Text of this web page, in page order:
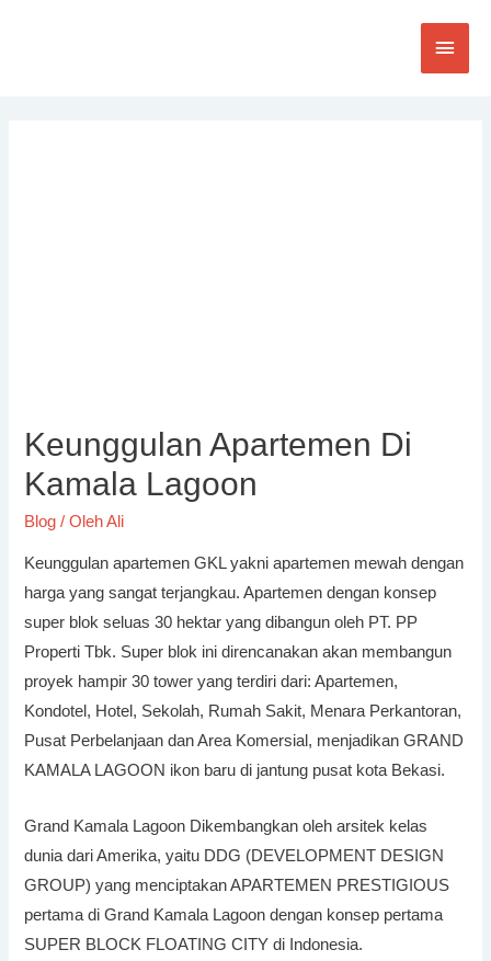
Keunggulan Apartemen Di
Kamala Lagoon
Blog / Oleh Ali
Keunggulan apartemen GKL yakni apartemen mewah dengan
harga yang sangat terjangkau. Apartemen dengan konsep
super blok seluas 30 hektar yang dibangun oleh PT. PP
Properti Tbk. Super blok ini direncanakan akan membangun
proyek hampir 30 tower yang terdiri dari: Apartemen,
Kondotel, Hotel, Sekolah, Rumah Sakit, Menara Perkantoran,
Pusat Perbelanjaan dan Area Komersial, menjadikan GRAND
KAMALA LAGOON ikon baru di jantung pusat kota Bekasi.
Grand Kamala Lagoon Dikembangkan oleh arsitek kelas
dunia dari Amerika, yaitu DDG (DEVELOPMENT DESIGN
GROUP) yang menciptakan APARTEMEN PRESTIGIOUS
pertama di Grand Kamala Lagoon dengan konsep pertama
SUPER BLOCK FLOATING CITY di Indonesia.